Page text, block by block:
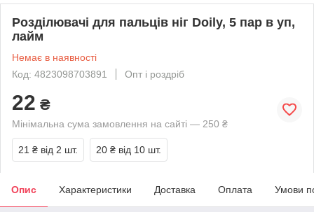
Розділювачі для пальців ніг Doily, 5 пар в уп,
лайм
Немає в наявності
Код: 4823098703891
Опт і роздріб
22 ₴
Мінімальна сума замовлення на сайті — 250 ₴
21 ₴ від 2 шт. 20 ₴ від 10 шт.
Опис Характеристики Доставка Оплата Умови